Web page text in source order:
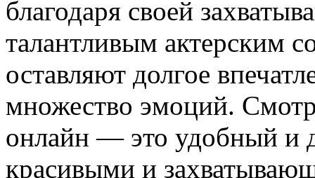
благодаря своей
талантливым актерским
оставляют долгое
множество эмоций.
онлайн — это удобный и
красивыми и